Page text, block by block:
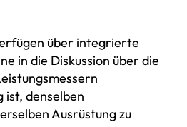
über integrierte
in die Diskussion über die
ist, denselben
Ausrüstung zu